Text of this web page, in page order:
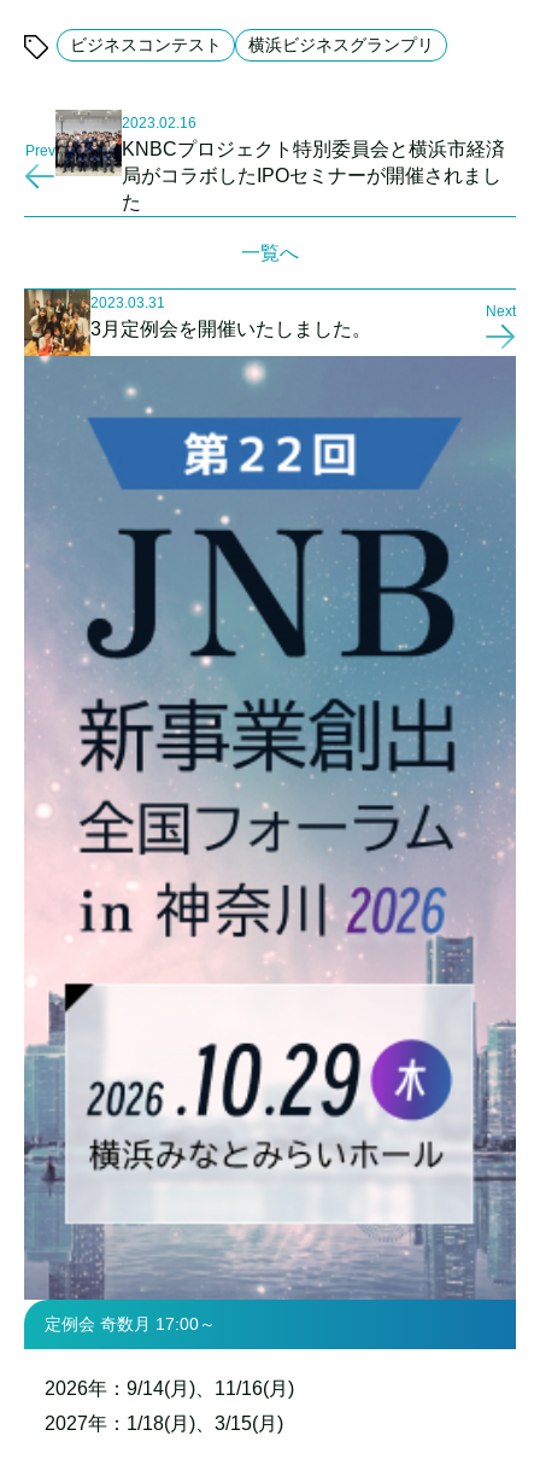
ビジネスコンテスト 横浜ビジネスグランプリ
Prev
2023.02.16
KNBCプロジェクト特別委員会と横浜市経済
局がコラボしたIPOセミナーが開催されまし
た
一覧へ
2023.03.31
3月定例会を開催いたしました。
Next
定例会 奇数月 17:00～
2026年：9/14(月)、11/16(月)
2027年：1/18(月)、3/15(月)